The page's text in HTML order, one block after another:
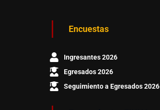
Encuestas
Ingresantes 2026
Egresados 2026
Seguimiento a Egresados 2026